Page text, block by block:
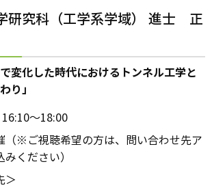
研究科（工学系学域） 進士 正
で変化した時代におけるトンネル工学と
り」
～18:00
（※ご視聴希望の方は、問い合わせ先ア
ください）
＞